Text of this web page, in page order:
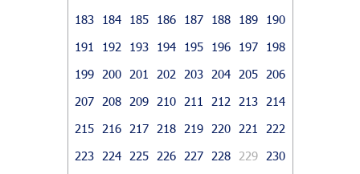
183
184 185 186 187 188 189
190
191
192 193 194 195 196 197
198
199
200 201 202 203 204 205
206
207
208 209 210 211 212 213
214
215
216 217 218 219 220 221
222
223
224 225 226 227 228 229
230